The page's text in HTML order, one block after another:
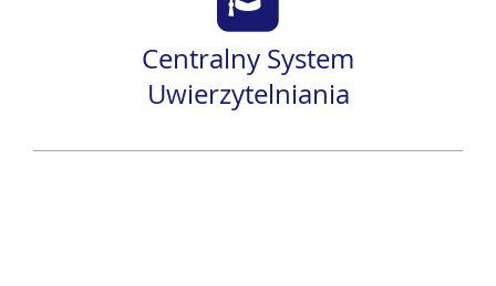
Centralny System
Uwierzytelniania